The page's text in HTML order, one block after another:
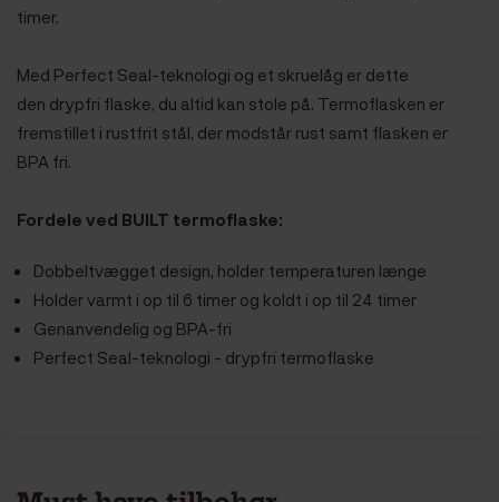
timer.
Med Perfect Seal-teknologi og et skruelåg er dette
den drypfri flaske, du altid kan stole på. Termoflasken er
fremstillet i rustfrit stål, der modstår rust samt flasken er
BPA fri.
Fordele ved BUILT termoflaske:
Dobbeltvægget design, holder temperaturen længe
Holder varmt i op til 6 timer og koldt i op til 24 timer
Genanvendelig og BPA-fri
Perfect Seal-teknologi - drypfri termoflaske